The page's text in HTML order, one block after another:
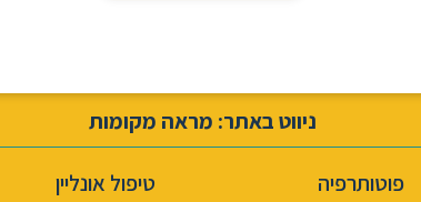
ניווט באתר: מראה מקומות
פוטותרפיה טיפול אונליין